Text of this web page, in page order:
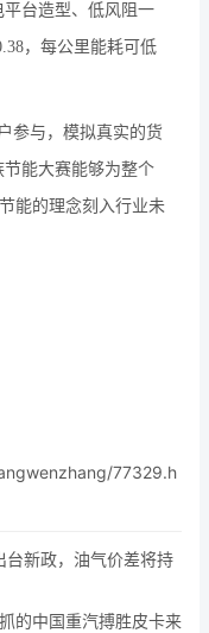
台造型、低风阻一
，每公里能耗可低
参与，模拟真实的货
能大赛能够为整个
能的理念刻入行业未
77329.h
台新政，油气价差将持
的中国重汽搏胜皮卡来